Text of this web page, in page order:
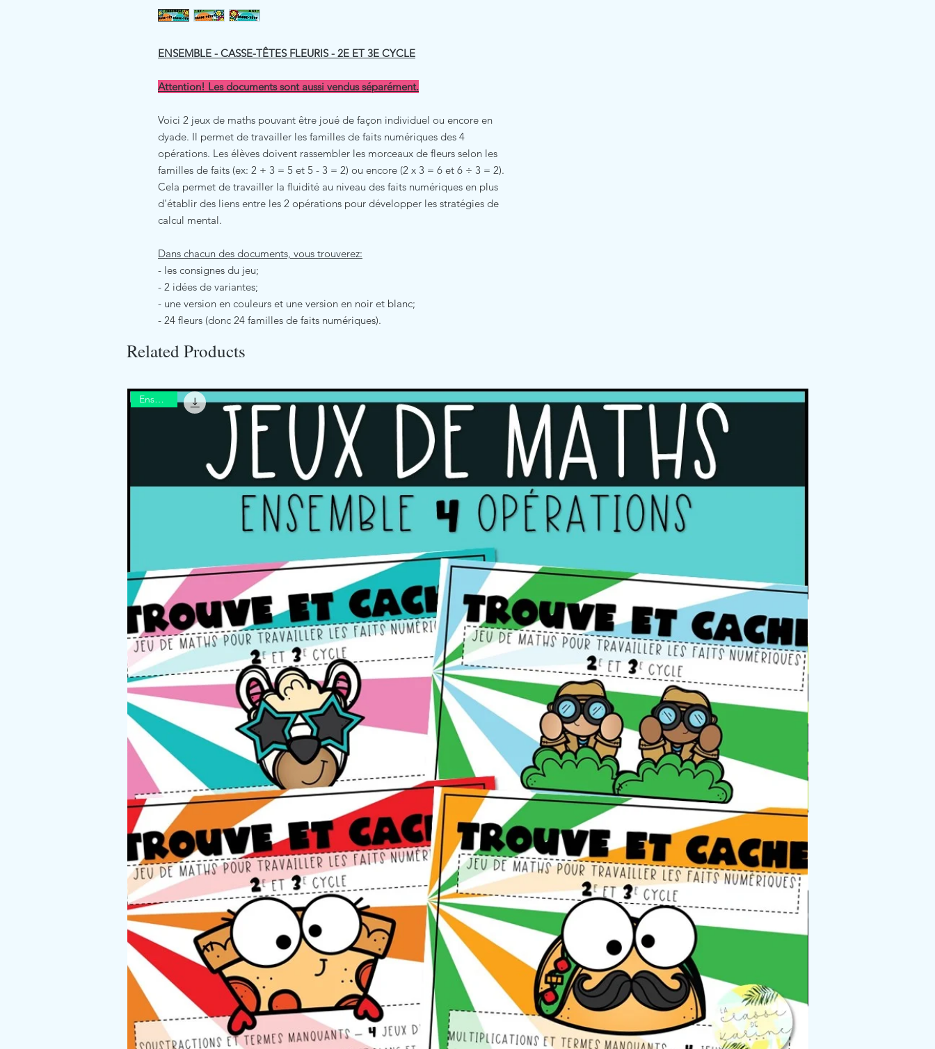
ENSEMBLE - CASSE-TÊTES FLEURIS - 2E ET 3E CYCLE
Attention! Les documents sont aussi vendus séparément.
Voici 2 jeux de maths pouvant être joué de façon individuel ou encore en
dyade. Il permet de travailler les familles de faits numériques des 4
opérations. Les élèves doivent rassembler les morceaux de fleurs selon les
familles de faits (ex: 2 + 3 = 5 et 5 - 3 = 2) ou encore (2 x 3 = 6 et 6 ÷ 3 = 2).
Cela permet de travailler la fluidité au niveau des faits numériques en plus
d'établir des liens entre les 2 opérations pour développer les stratégies de
calcul mental.
Dans chacun des documents, vous trouverez:
- les consignes du jeu;
- 2 idées de variantes;
- une version en couleurs et une version en noir et blanc;
- 24 fleurs (donc 24 familles de faits numériques).
Related Products
Ensemble